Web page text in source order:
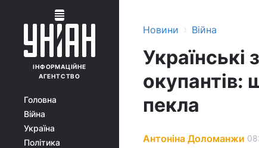
ІНФОРМАЦІЙНЕ
АГЕНТСТВО
Головна
Війна
Україна
Політика
Новини › Війна
окупантів:
пекла
Антоніна Доломанжи